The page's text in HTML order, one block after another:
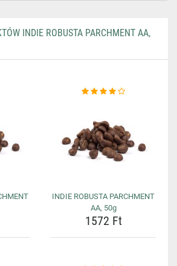
INDIE ROBUSTA PARCHMENT AA,
INDIE ROBUSTA PARCHMENT
AA, 50g
1572 Ft